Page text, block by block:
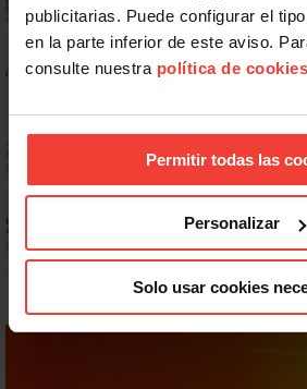
publicitarias. Puede configurar el
en la parte inferior de este aviso.
consulte nuestra política de cookies
Permitir todas las
Personalizar
Solo usar cookies
No: si un festivo cae en sábado, no
libre
Dudas frecuentes sobre las